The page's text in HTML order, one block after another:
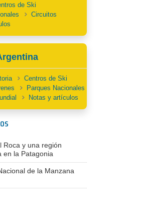
de Ski
Circuitos
Centros de Ski
Parques Nacionales
Notas y artículos
Roca y una región
en la Patagonia
de la Manzana